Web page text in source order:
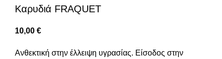
Καρυδιά FRAQUET
10,00 €
Ανθεκτική στην έλλειψη υγρασίας. Είσοδος στην